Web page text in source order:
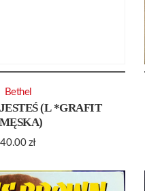
(L *GRAFIT
40.00 zł
Bethel